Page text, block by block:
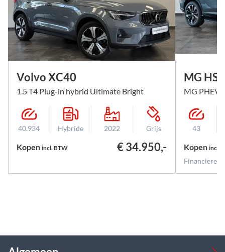
Volvo XC40
1.5 T4 Plug-in hybrid Ultimate Bright
40.934 Hybride 2022 Grijs
Kopen incl. BTW € 34.950,-
MG HS
MG PHEV
43
Kopen incl.
Financieren